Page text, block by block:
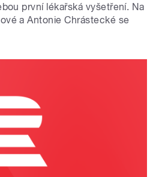
první lékařská vyšetření. Na
a Antonie Chrástecké se